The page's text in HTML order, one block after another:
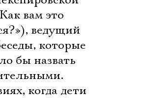
вам это
ведущий
которые
бы назвать
когда дети